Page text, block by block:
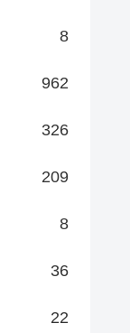
8
962
326
209
8
36
22